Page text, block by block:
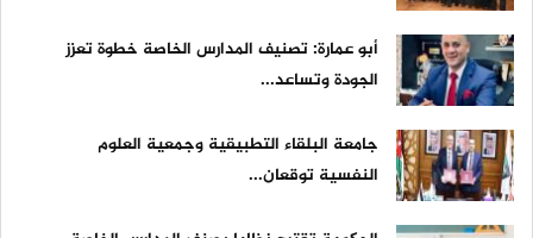
أبو عمارة: تصنيف المدارس الخاصة خطوة تعزز
الجودة وتساعد...
جامعة البلقاء التطبيقية وجمعية العلوم
النفسية توقعان...